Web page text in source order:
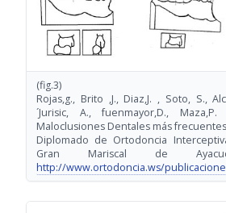
(fig.3)
Rojas,g., Brito ,J., Diaz,J. , Soto, S.,
´Jurisic, A., fuenmayor,D.,
Maloclusiones Dentales más
Diplomado de Ortodoncia
Gran Mariscal de
http://www.ortodoncia.ws/